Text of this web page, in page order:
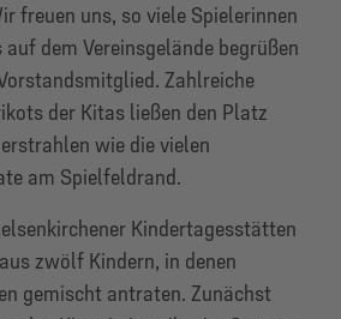
freuen uns, so viele Spielerinnen
dem Vereinsgelände begrüßen
Zahlreiche
der Kitas ließen den Platz
wie die vielen
am Spielfeldrand.
Kindertagesstätten
zwölf Kindern, in denen
gemischt antraten. Zunächst